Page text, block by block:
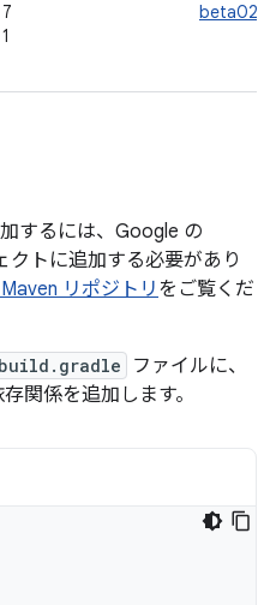
beta02
するには、Google の
クトに追加する必要があり
リポジトリをご覧くだ
build.gradle
ファイルに、
関係を追加します。